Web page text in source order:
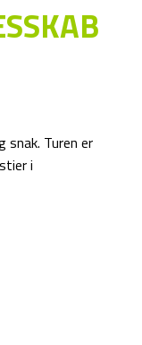
snak. Turen er
i